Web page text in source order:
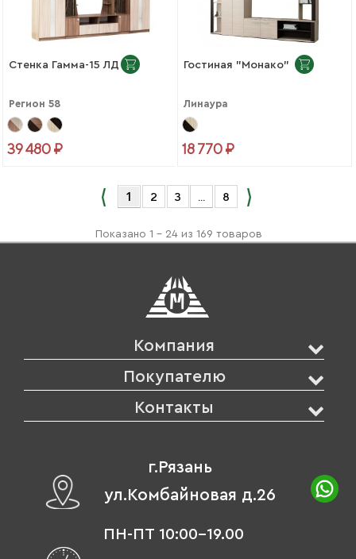
Стенка Гамма-15 ЛДСП
Регион 58
39 480 ₽
Гостиная "Монако"
Линаура
18 770 ₽
1 2 3 ... 8
Показано 1 - 24 из 169 товаров
Компания
Покупателю
Контакты
г.Рязань
ул.Комбайновая д.26
ПН-ПТ 10:00-19.00